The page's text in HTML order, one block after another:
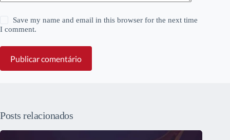
Save my name and email in this browser for the next time
I comment.
Publicar comentário
Posts relacionados